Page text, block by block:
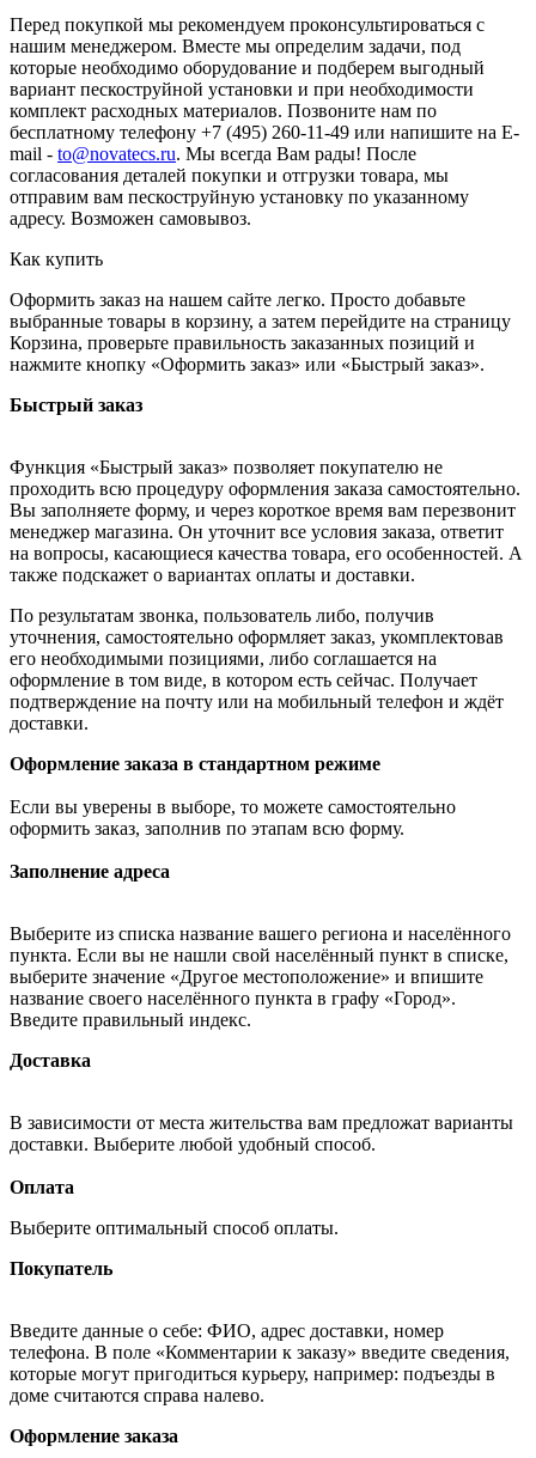
Перед покупкой мы рекомендуем проконсультироваться с
нашим менеджером. Вместе мы определим задачи, под
которые необходимо оборудование и подберем выгодный
вариант пескоструйной установки и при необходимости
комплект расходных материалов. Позвоните нам по
бесплатному телефону +7 (495) 260-11-49 или напишите на E-
mail - to@novatecs.ru. Мы всегда Вам рады! После
согласования деталей покупки и отгрузки товара, мы
отправим вам пескоструйную установку по указанному
адресу. Возможен самовывоз.
Как купить
Оформить заказ на нашем сайте легко. Просто добавьте
выбранные товары в корзину, а затем перейдите на страницу
Корзина, проверьте правильность заказанных позиций и
нажмите кнопку «Оформить заказ» или «Быстрый заказ».
Быстрый заказ
Функция «Быстрый заказ» позволяет покупателю не
проходить всю процедуру оформления заказа самостоятельно.
Вы заполняете форму, и через короткое время вам перезвонит
менеджер магазина. Он уточнит все условия заказа, ответит
на вопросы, касающиеся качества товара, его особенностей. А
также подскажет о вариантах оплаты и доставки.
По результатам звонка, пользователь либо, получив
уточнения, самостоятельно оформляет заказ, укомплектовав
его необходимыми позициями, либо соглашается на
оформление в том виде, в котором есть сейчас. Получает
подтверждение на почту или на мобильный телефон и ждёт
доставки.
Оформление заказа в стандартном режиме
Если вы уверены в выборе, то можете самостоятельно
оформить заказ, заполнив по этапам всю форму.
Заполнение адреса
Выберите из списка название вашего региона и населённого
пункта. Если вы не нашли свой населённый пункт в списке,
выберите значение «Другое местоположение» и впишите
название своего населённого пункта в графу «Город».
Введите правильный индекс.
Доставка
В зависимости от места жительства вам предложат варианты
доставки. Выберите любой удобный способ.
Оплата
Выберите оптимальный способ оплаты.
Покупатель
Введите данные о себе: ФИО, адрес доставки, номер
телефона. В поле «Комментарии к заказу» введите сведения,
которые могут пригодиться курьеру, например: подъезды в
доме считаются справа налево.
Оформление заказа